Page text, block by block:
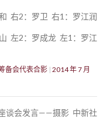
右2：罗卫 右1：罗江润
左2：罗成龙 左1：罗江
备会代表合影 2014 年 7 月
谈会发言——摄影 中新社